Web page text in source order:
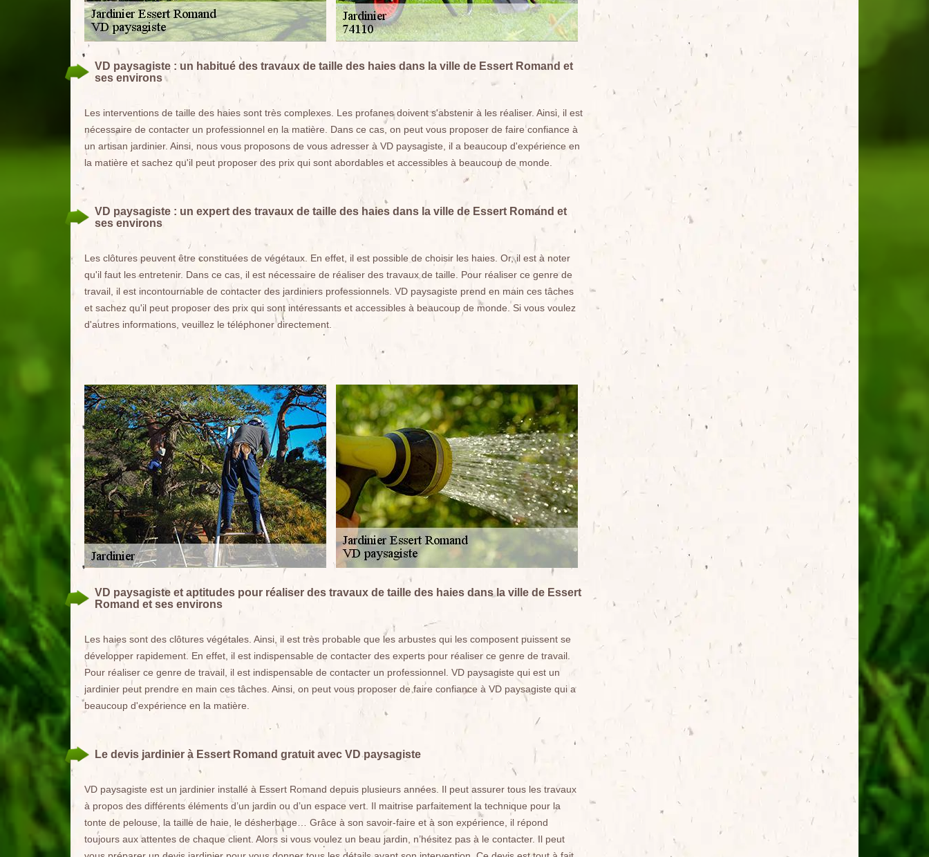
VD paysagiste : un habitué des travaux de taille des haies dans la ville de Essert Romand et
ses environs
Les interventions de taille des haies sont très complexes. Les profanes doivent s'abstenir à les réaliser. Ainsi, il est
nécessaire de contacter un professionnel en la matière. Dans ce cas, on peut vous proposer de faire confiance à
un artisan jardinier. Ainsi, nous vous proposons de vous adresser à VD paysagiste, il a beaucoup d'expérience en
la matière et sachez qu'il peut proposer des prix qui sont abordables et accessibles à beaucoup de monde.
VD paysagiste : un expert des travaux de taille des haies dans la ville de Essert Romand et
ses environs
Les clôtures peuvent être constituées de végétaux. En effet, il est possible de choisir les haies. Or, il est à noter
qu'il faut les entretenir. Dans ce cas, il est nécessaire de réaliser des travaux de taille. Pour réaliser ce genre de
travail, il est incontournable de contacter des jardiniers professionnels. VD paysagiste prend en main ces tâches
et sachez qu'il peut proposer des prix qui sont intéressants et accessibles à beaucoup de monde. Si vous voulez
d'autres informations, veuillez le téléphoner directement.
VD paysagiste et aptitudes pour réaliser des travaux de taille des haies dans la ville de Essert
Romand et ses environs
Les haies sont des clôtures végétales. Ainsi, il est très probable que les arbustes qui les composent puissent se
développer rapidement. En effet, il est indispensable de contacter des experts pour réaliser ce genre de travail.
Pour réaliser ce genre de travail, il est indispensable de contacter un professionnel. VD paysagiste qui est un
jardinier peut prendre en main ces tâches. Ainsi, on peut vous proposer de faire confiance à VD paysagiste qui a
beaucoup d'expérience en la matière.
Le devis jardinier à Essert Romand gratuit avec VD paysagiste
VD paysagiste est un jardinier installé à Essert Romand depuis plusieurs années. Il peut assurer tous les travaux
à propos des différents éléments d’un jardin ou d’un espace vert. Il maitrise parfaitement la technique pour la
tonte de pelouse, la taille de haie, le désherbage… Grâce à son savoir-faire et à son expérience, il répond
toujours aux attentes de chaque client. Alors si vous voulez un beau jardin, n’hésitez pas à le contacter. Il peut